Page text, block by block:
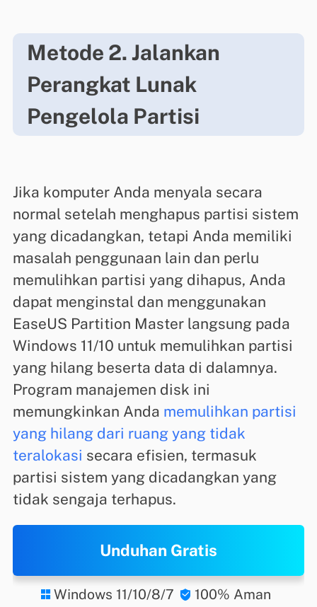
Metode 2. Jalankan
Perangkat Lunak
Pengelola Partisi
Jika komputer Anda menyala secara
normal setelah menghapus partisi sistem
yang dicadangkan, tetapi Anda memiliki
masalah penggunaan lain dan perlu
memulihkan partisi yang dihapus, Anda
dapat menginstal dan menggunakan
EaseUS Partition Master langsung pada
Windows 11/10 untuk memulihkan partisi
yang hilang beserta data di dalamnya.
Program manajemen disk ini
memungkinkan Anda memulihkan partisi
yang hilang dari ruang yang tidak
teralokasi secara efisien, termasuk
partisi sistem yang dicadangkan yang
tidak sengaja terhapus.
Unduhan Gratis
 Windows 11/10/8/7  100% Aman